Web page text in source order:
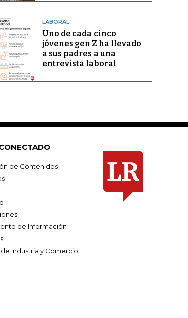
LABORAL
Uno de cada cinco
jóvenes gen Z ha llevado
a sus padres a una
entrevista laboral
de Contenidos
de Información
Industria y Comercio